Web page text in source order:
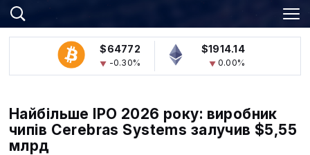
$64772
-0.30%
$1914.14
0.00%
Найбільше IPO 2026 року: виробник
чипів Cerebras Systems залучив $5,55
млрд